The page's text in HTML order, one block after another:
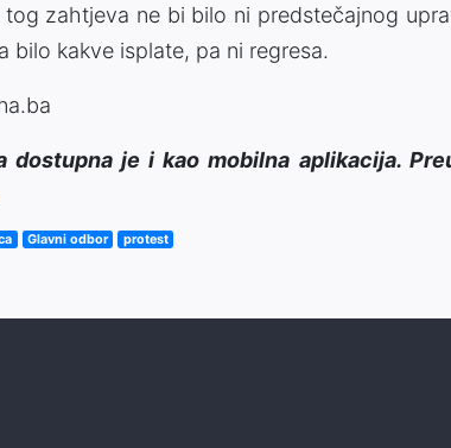
tog zahtjeva ne bi bilo ni predstečajnog
bilo kakve isplate, pa ni regresa.
dostupna je i kao mobilna aplikacija.
Glavni odbor protest